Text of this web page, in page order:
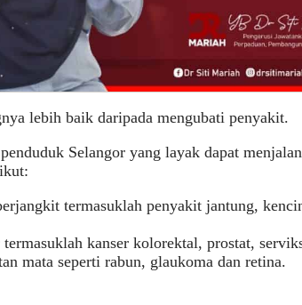
lebih baik daripada mengubati penyakit.
Selangor yang layak dapat
termasuklah penyakit jantung,
kanser kolorektal, prostat,
mata seperti rabun, glaukoma dan retina.